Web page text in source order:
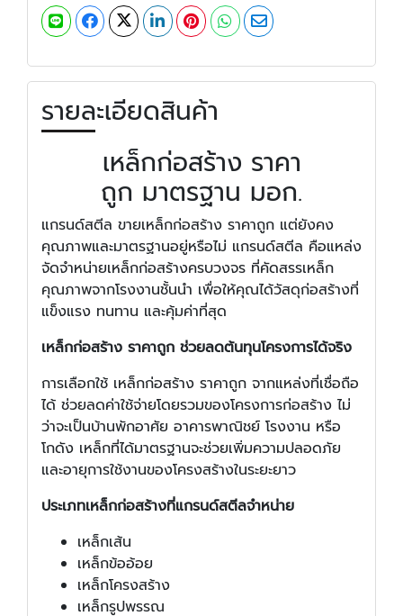
รายละเอียดสินค้า
เหล็กก่อสร้าง ราคา
ถูก มาตรฐาน มอก.
แกรนด์สตีล ขายเหล็กก่อสร้าง ราคาถูก แต่ยังคง
คุณภาพและมาตรฐานอยู่หรือไม่ แกรนด์สตีล คือแหล่ง
จัดจำหน่ายเหล็กก่อสร้างครบวงจร ที่คัดสรรเหล็ก
คุณภาพจากโรงงานชั้นนำ เพื่อให้คุณได้วัสดุก่อสร้างที่
แข็งแรง ทนทาน และคุ้มค่าที่สุด
เหล็กก่อสร้าง ราคาถูก ช่วยลดต้นทุนโครงการได้จริง
การเลือกใช้ เหล็กก่อสร้าง ราคาถูก จากแหล่งที่เชื่อถือ
ได้ ช่วยลดค่าใช้จ่ายโดยรวมของโครงการก่อสร้าง ไม่
ว่าจะเป็นบ้านพักอาศัย อาคารพาณิชย์ โรงงาน หรือ
โกดัง เหล็กที่ได้มาตรฐานจะช่วยเพิ่มความปลอดภัย
และอายุการใช้งานของโครงสร้างในระยะยาว
ประเภทเหล็กก่อสร้างที่แกรนด์สตีลจำหน่าย
เหล็กเส้น
เหล็กข้ออ้อย
เหล็กโครงสร้าง
เหล็กรูปพรรณ